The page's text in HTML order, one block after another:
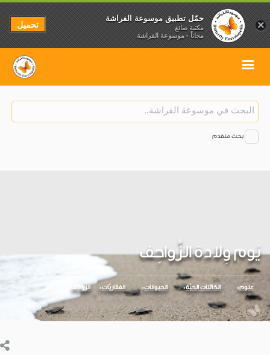
بحث متقدم
يَوم وِلادة الزَّواحِف
علوم الكائنات الحيّة الحيوانات الفقاريّات الزَّواحِف
×
حمّل تطبيق موسوعة الفراشة
مكتبة صائغ
مجاناً - موسوعة الفراشة
تحميل